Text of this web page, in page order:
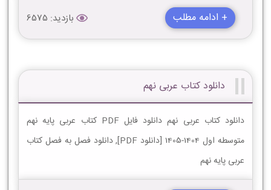
+ ادامه مطلب بازدید: 6575
دانلود کتاب عربی نهم
دانلود کتاب عربی نهم دانلود فایل PDF کتاب عربی پایه نهم
متوسطه اول 1404-1405 [دانلود PDF], دانلود فصل به فصل کتاب
عربی پایه نهم